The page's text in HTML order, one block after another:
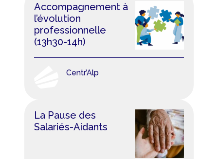
Accompagnement à
l’évolution
professionnelle
(13h30-14h)
Centr’Alp
La Pause des
Salariés-Aidants